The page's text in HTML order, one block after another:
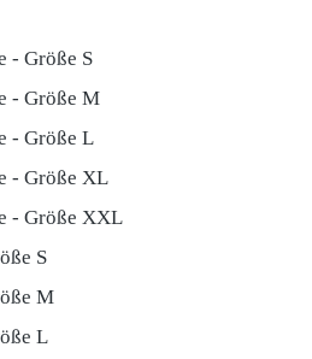
- Größe S
- Größe M
- Größe L
- Größe XL
- Größe XXL
S
M
L